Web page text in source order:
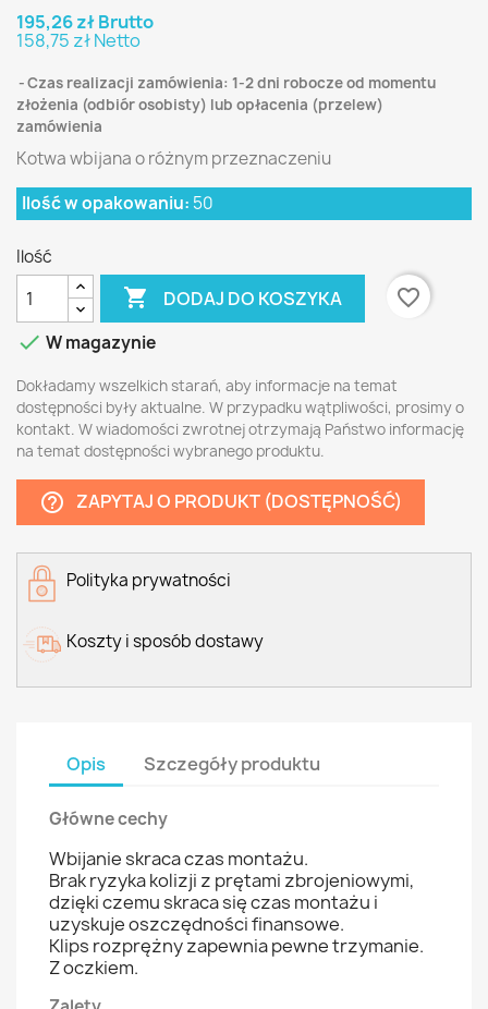
195,26 zł Brutto
158,75 zł Netto
Czas realizacji zamówienia: 1-2 dni robocze od momentu
złożenia (odbiór osobisty) lub opłacenia (przelew)
zamówienia
Kotwa wbijana o różnym przeznaczeniu
Ilość w opakowaniu: 50
Ilość
 DODAJ DO KOSZYKA
favorite_border
 W magazynie
Dokładamy wszelkich starań, aby informacje na temat
dostępności były aktualne. W przypadku wątpliwości, prosimy o
kontakt. W wiadomości zwrotnej otrzymają Państwo informację
na temat dostępności wybranego produktu.
help_outline ZAPYTAJ O PRODUKT (DOSTĘPNOŚĆ)
Polityka prywatności
Koszty i sposób dostawy
Opis Szczegóły produktu
Główne cechy
Wbijanie skraca czas montażu.
Brak ryzyka kolizji z prętami zbrojeniowymi,
dzięki czemu skraca się czas montażu i
uzyskuje oszczędności finansowe.
Klips rozprężny zapewnia pewne trzymanie.
Z oczkiem.